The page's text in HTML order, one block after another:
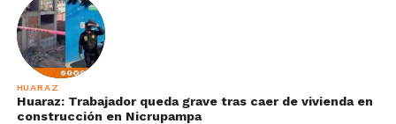
HUARAZ
Huaraz: Trabajador queda grave tras caer de vivienda en
construcción en Nicrupampa